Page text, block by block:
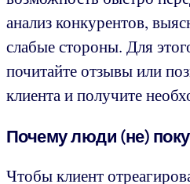
анализ конкурентов,
слабые стороны. Для
почитайте отзывы или
клиента и получите
Почему люди (не)
Чтобы клиент